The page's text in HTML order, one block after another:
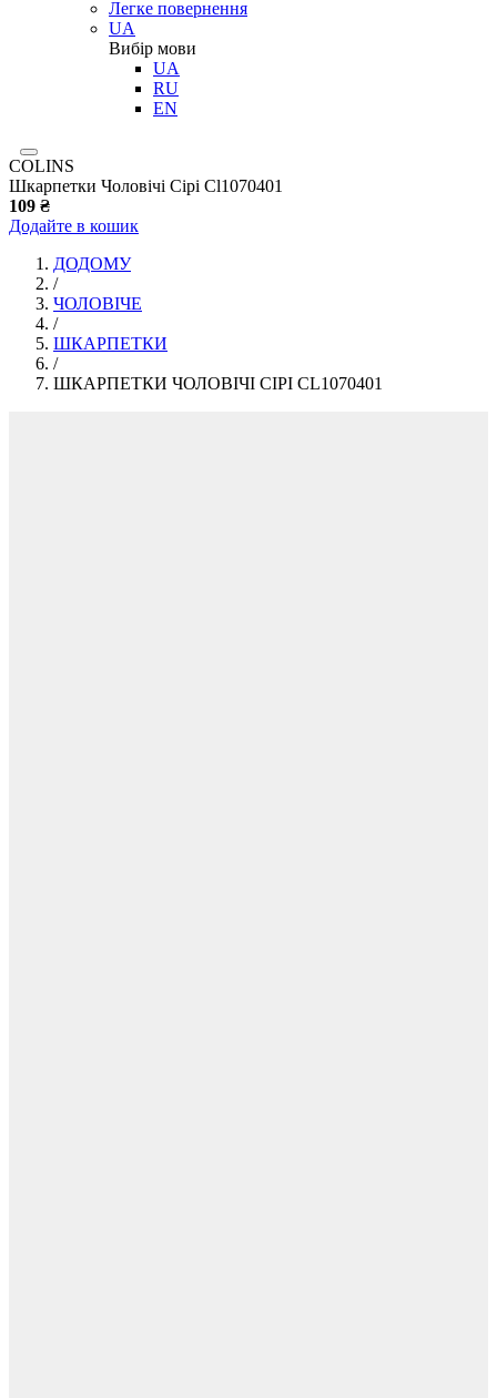
Легке повернення
UA
Вибір мови
UA
RU
EN
COLINS
Шкарпетки Чоловічі Сірі Cl1070401
109 ₴
Додайте в кошик
ДОДОМУ
/
ЧОЛОВІЧЕ
/
ШКАРПЕТКИ
/
ШКАРПЕТКИ ЧОЛОВІЧІ СІРІ CL1070401